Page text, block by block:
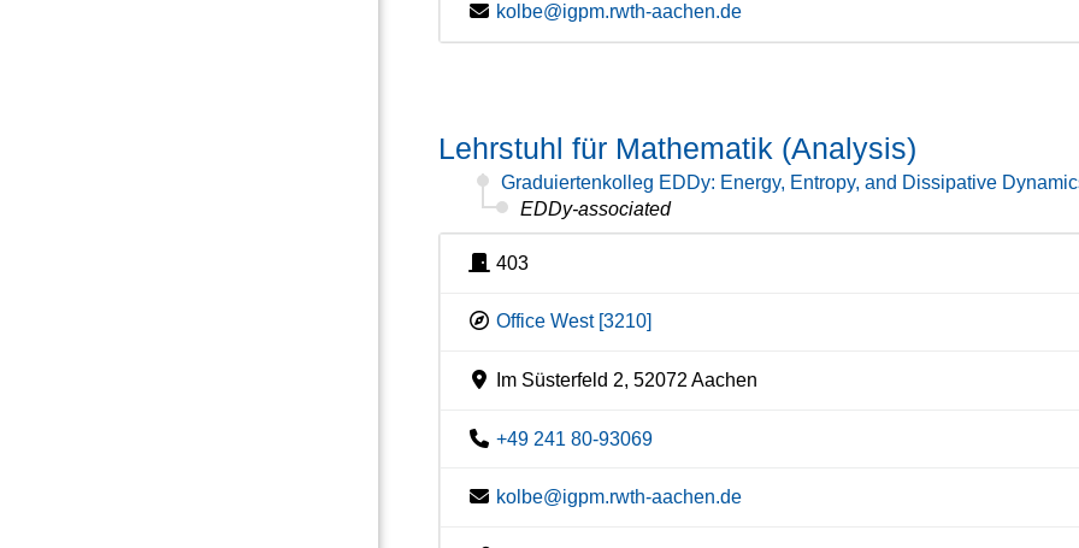
kolbe@igpm.rwth-aachen.de
Lehrstuhl für Mathematik (Analysis)
Graduiertenkolleg EDDy: Energy, Entropy, and Dissipative
EDDy-associated
403
Office West [3210]
Im Süsterfeld 2, 52072 Aachen
+49 241 80-93069
kolbe@igpm.rwth-aachen.de